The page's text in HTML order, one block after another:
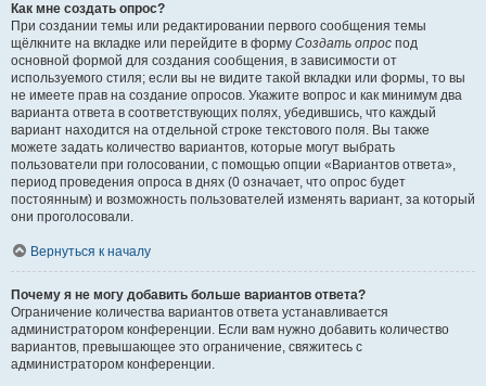
Как мне создать опрос?
При создании темы или редактировании первого сообщения темы
щёлкните на вкладке или перейдите в форму Создать опрос под
основной формой для создания сообщения, в зависимости от
используемого стиля; если вы не видите такой вкладки или формы, то вы
не имеете прав на создание опросов. Укажите вопрос и как минимум два
варианта ответа в соответствующих полях, убедившись, что каждый
вариант находится на отдельной строке текстового поля. Вы также
можете задать количество вариантов, которые могут выбрать
пользователи при голосовании, с помощью опции «Вариантов ответа»,
период проведения опроса в днях (0 означает, что опрос будет
постоянным) и возможность пользователей изменять вариант, за который
они проголосовали.
Вернуться к началу
Почему я не могу добавить больше вариантов ответа?
Ограничение количества вариантов ответа устанавливается
администратором конференции. Если вам нужно добавить количество
вариантов, превышающее это ограничение, свяжитесь с
администратором конференции.